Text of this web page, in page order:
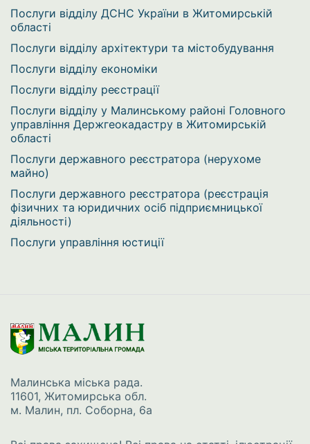
Послуги відділу ДСНС України в Житомирській
області
Послуги відділу архітектури та містобудування
Послуги відділу економіки
Послуги відділу реєстрації
Послуги відділу у Малинському районі Головного
управління Держгеокадастру в Житомирській
області
Послуги державного реєстратора (нерухоме
майно)
Послуги державного реєстратора (реєстрація
фізичних та юридичних осіб підприємницької
діяльності)
Послуги управління юстиції
Малинська міська рада.
11601, Житомирська обл.
м. Малин, пл. Соборна, 6а